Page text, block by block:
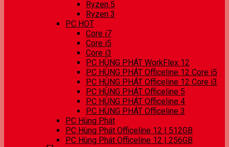
Ryzen 5
Ryzen 3
PC HOT
Core i7
Core i5
Core i3
PC HÙNG PHÁT WorkFlex 12
PC HÙNG PHÁT Officeline 12 Core i5
PC HÙNG PHÁT Officeline 12 Core i3
PC HÙNG PHÁT Officeline 5
PC HÙNG PHÁT Officeline 4
PC HÙNG PHÁT Officeline 3
PC Hùng Phát
PC Hùng Phát Officeline 12 | 512GB
PC Hùng Phát Officeline 12 | 256GB